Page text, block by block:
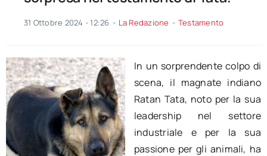
31 Ottobre 2024 - 12:26 - La Redazione - Testamento
In un sorprendente colpo di
scena, il magnate indiano
Ratan Tata, noto per la sua
leadership nel settore
industriale e per la sua
passione per gli animali, ha